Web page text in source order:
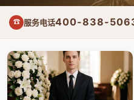
☎ 服务电话400-838-